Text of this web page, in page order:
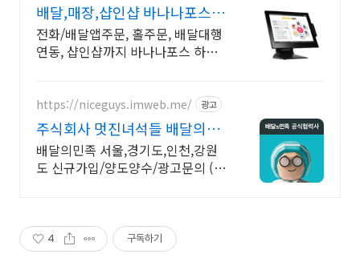
배달,매장,샵인샵 바나나포스
가입시 1개월 무료
전화/배달앱주문, 홀주문, 배달대행
연동, 샵인샵까지 바나나포스 하나
https://niceguys.imweb.me/ 광고
주식회사 멋진녀석들 배달의민
족 공식협력사
배달의민족 서울,경기도,인천,강원
도 신규가입/양도양수/광고문의 (방
4 구독하기